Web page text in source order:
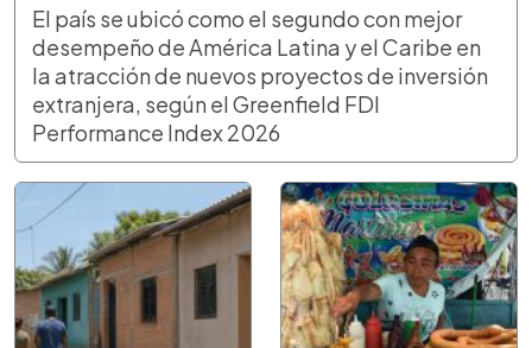
El país se ubicó como el segundo con mejor
desempeño de América Latina y el Caribe en
la atracción de nuevos proyectos de inversión
extranjera, según el Greenfield FDI
Performance Index 2026